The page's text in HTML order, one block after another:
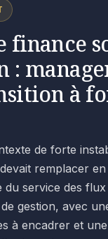
finance
:
à
de forte
remplacer
du service des
gestion, avec
à encadrer et